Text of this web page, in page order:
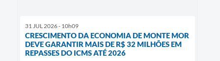
31 JUL 2026 - 10h09
CRESCIMENTO DA ECONOMIA DE MONTE MOR
DEVE GARANTIR MAIS DE R$ 32 MILHÕES EM
REPASSES DO ICMS ATÉ 2026